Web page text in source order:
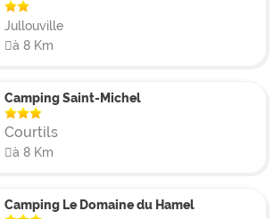
Jullouville
à 8 Km
Camping Saint-Michel
Courtils
à 8 Km
Camping Le Domaine du Hamel